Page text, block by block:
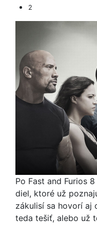
2
Po Fast and Furios
diel, ktoré už
zákulisí sa hovorí aj
teda tešiť, alebo už